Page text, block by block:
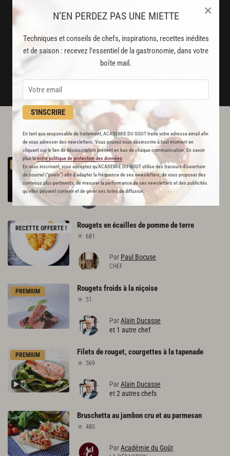
N’EN PERDEZ PAS UNE MIETTE
Techniques et conseils de chefs, inspirations, recettes inédites
et de saison : recevez l’essentiel de la gastronomie, dans votre
boîte mail.
S'INSCRIRE
En tant que responsable de traitement, ACADEMIE DU GOUT traite votre adresse email afin
de vous adresser des newsletters. Vous pouvez vous désinscrire à tout moment en
cliquant sur le lien de désinscription présent en bas de chaque communication. En savoir
plus lanotre politique de protection des données
En vous inscrivant, vous acceptez qu'ACADEMIE DU GOUT utilise des traceurs d’ouverture
de courriel (“pixels”) afin d’adapter la fréquence de ses newsletters, de vous proposer des
contenus plus pertinents, de mesurer la performance de ses newsletters et des publicités
qu’elles peuvent contenir et de gérer ses listes de diffusion.
×
Stop pub
un service garanti sans publicité
JE M'ABONNE
DÉJÀ ABONNÉ(E) ? JE ME CONNECTE
L'ACADÉMIE DU GOÛT VOUS
RECOMMANDE
PREMIUM Groslieucuitentier légumescomme
176
ParGuy Savoy
CHEF
RECETTE OFFERTE ! Rougetsenécaillesdepommedeterre
681
Par Paul Bocuse
CHEF
PREMIUM Rougetsfroidsà laniçoise
51
ParAlain Ducasse
et 1 autre chef
PREMIUM Filetsderouget, courgettesà latapenade
569
ParAlain Ducasse
et 2 autres chefs
Bruschettaaujamboncruetauparmesan
480
ParAcadémie du Goût